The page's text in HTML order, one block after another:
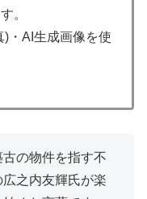
。
・AI生成画像を使
の物件を指す不
之内友輝氏が楽